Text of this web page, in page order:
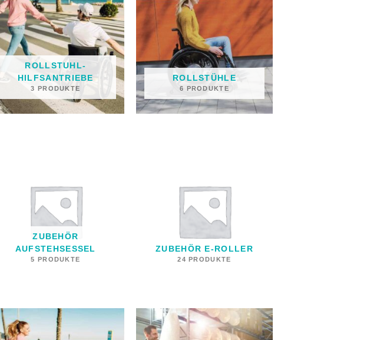
ROLLSTUHL-
HILFSANTRIEBE
3 PRODUKTE
ROLLSTÜHLE
6 PRODUKTE
ZUBEHÖR
AUFSTEHSESSEL
5 PRODUKTE
ZUBEHÖR E-ROLLER
24 PRODUKTE